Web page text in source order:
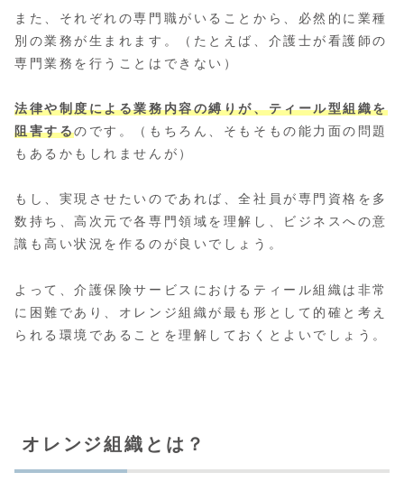
また、それぞれの専門職がいることから、必然的に業種
別の業務が生まれます。（たとえば、介護士が看護師の
専門業務を行うことはできない）
法律や制度による業務内容の縛りが、ティール型組織を
阻害するのです。（もちろん、そもそもの能力面の問題
もあるかもしれませんが）
もし、実現させたいのであれば、全社員が専門資格を多
数持ち、高次元で各専門領域を理解し、ビジネスへの意
識も高い状況を作るのが良いでしょう。
よって、介護保険サービスにおけるティール組織は非常
に困難であり、オレンジ組織が最も形として的確と考え
られる環境であることを理解しておくとよいでしょう。
オレンジ組織とは？